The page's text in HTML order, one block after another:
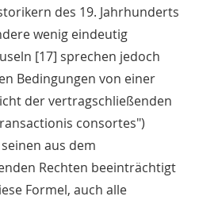
des 19. Jahrhunderts
wenig eindeutig
[17] sprechen jedoch
Bedingungen von einer
der vertragschließenden
consortes")
aus dem
Rechten beeinträchtigt
Formel, auch alle